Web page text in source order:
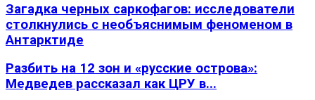
Загадка черных саркофагов: исследователи
столкнулись с необъяснимым феноменом в
Антарктиде
Разбить на 12 зон и «русские острова»:
Медведев рассказал как ЦРУ в...